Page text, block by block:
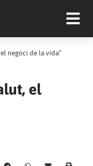
negoci de la vida“
el